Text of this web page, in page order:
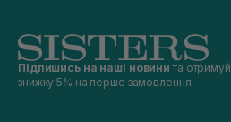
Підпишись на наші новини та отримуй
знижку 5% на перше замовлення